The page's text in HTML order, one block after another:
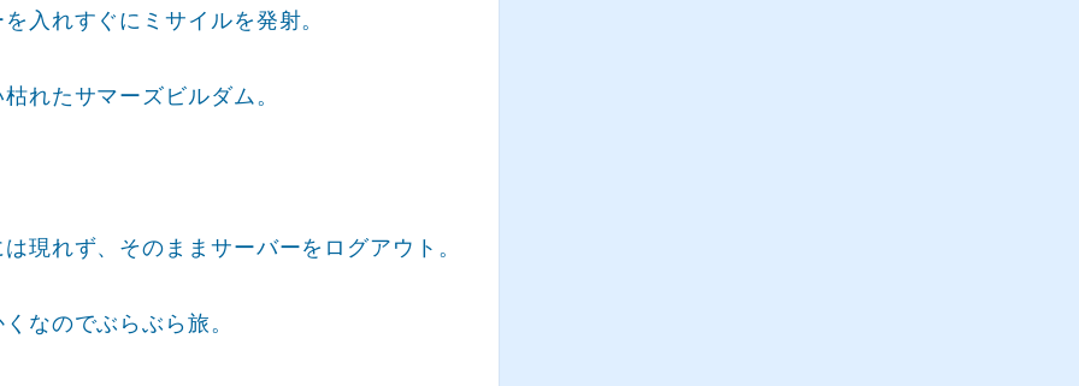
入れすぐにミサイルを発射。
れたサマーズビルダム。
現れず、そのままサーバーをログアウト。
なのでぶらぶら旅。